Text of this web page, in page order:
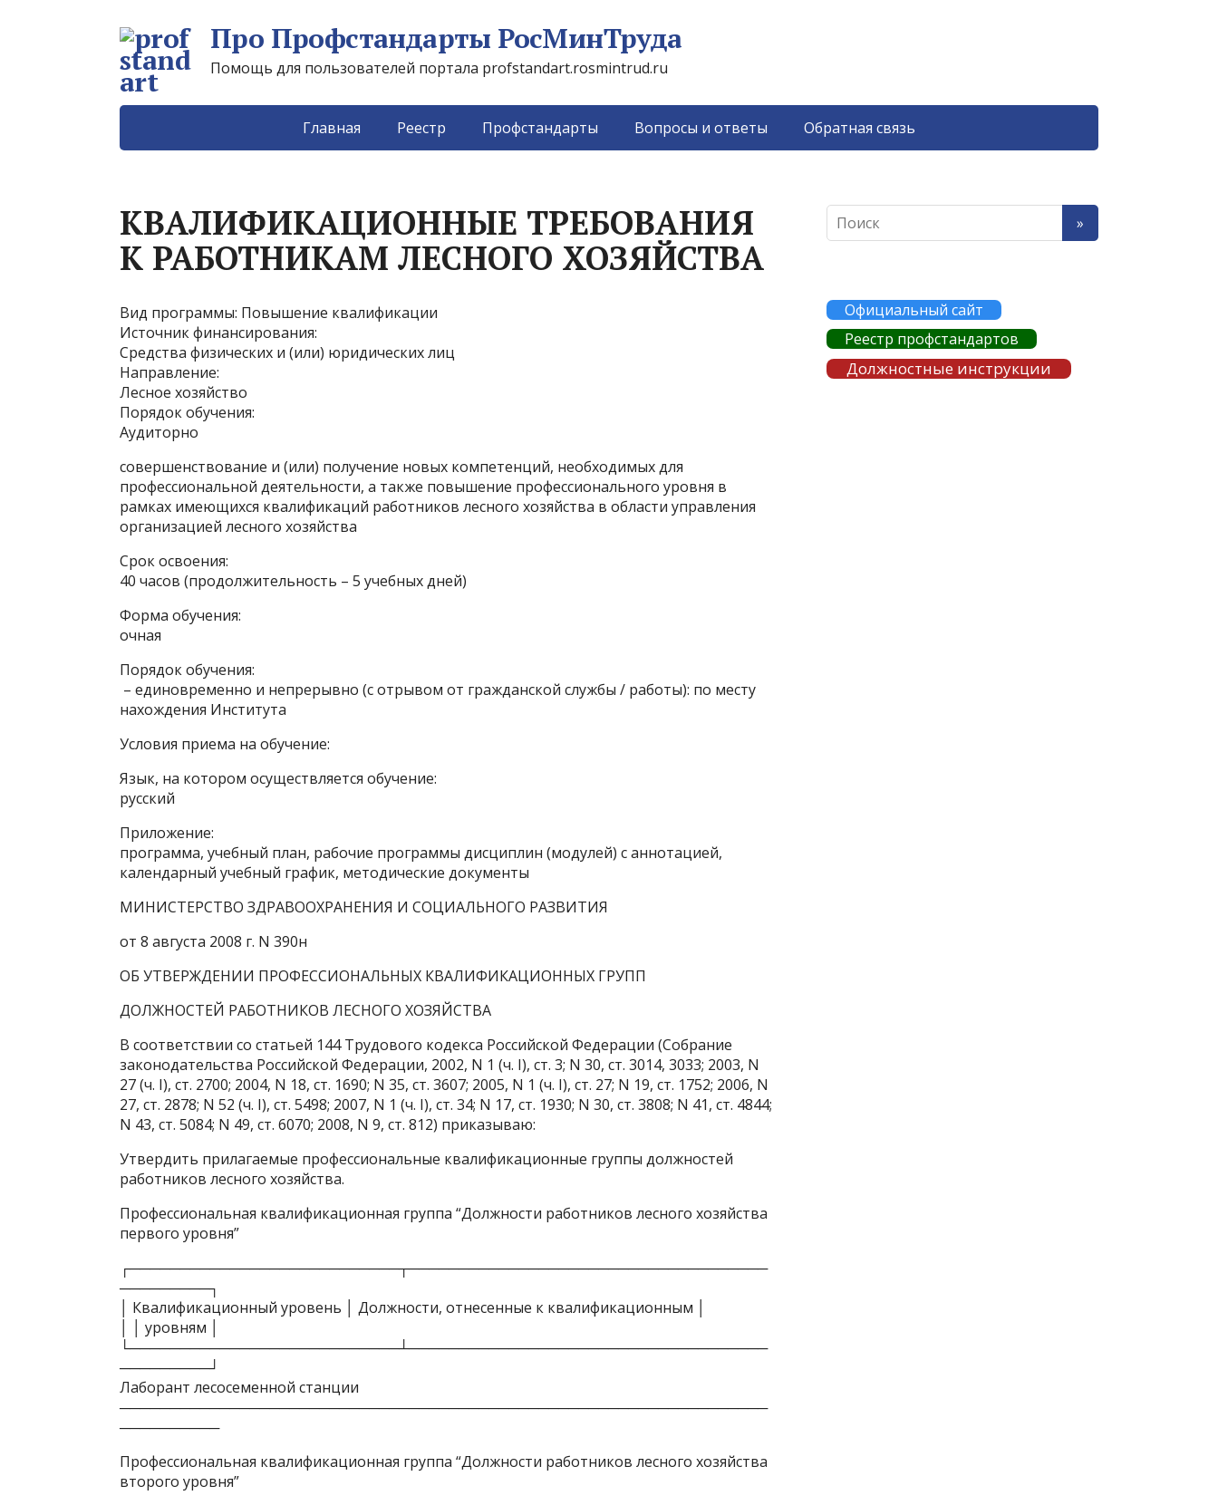
Про Профстандарты РосМинТруда
Помощь для пользователей портала profstandart.rosmintrud.ru
Главная Реестр Профстандарты Вопросы и ответы Обратная связь
КВАЛИФИКАЦИОННЫЕ ТРЕБОВАНИЯ
К РАБОТНИКАМ ЛЕСНОГО ХОЗЯЙСТВА
Вид программы: Повышение квалификации
Источник финансирования:
Средства физических и (или) юридических лиц
Направление:
Лесное хозяйство
Порядок обучения:
Аудиторно
совершенствование и (или) получение новых компетенций, необходимых для
профессиональной деятельности, а также повышение профессионального уровня в
рамках имеющихся квалификаций работников лесного хозяйства в области управления
организацией лесного хозяйства
Срок освоения:
40 часов (продолжительность – 5 учебных дней)
Форма обучения:
очная
Порядок обучения:
– единовременно и непрерывно (с отрывом от гражданской службы / работы): по месту
нахождения Института
Условия приема на обучение:
Язык, на котором осуществляется обучение:
русский
Приложение:
программа, учебный план, рабочие программы дисциплин (модулей) с аннотацией,
календарный учебный график, методические документы
МИНИСТЕРСТВО ЗДРАВООХРАНЕНИЯ И СОЦИАЛЬНОГО РАЗВИТИЯ
от 8 августа 2008 г. N 390н
ОБ УТВЕРЖДЕНИИ ПРОФЕССИОНАЛЬНЫХ КВАЛИФИКАЦИОННЫХ ГРУПП
ДОЛЖНОСТЕЙ РАБОТНИКОВ ЛЕСНОГО ХОЗЯЙСТВА
В соответствии со статьей 144 Трудового кодекса Российской Федерации (Собрание
законодательства Российской Федерации, 2002, N 1 (ч. I), ст. 3; N 30, ст. 3014, 3033; 2003, N
27 (ч. I), ст. 2700; 2004, N 18, ст. 1690; N 35, ст. 3607; 2005, N 1 (ч. I), ст. 27; N 19, ст. 1752; 2006, N
27, ст. 2878; N 52 (ч. I), ст. 5498; 2007, N 1 (ч. I), ст. 34; N 17, ст. 1930; N 30, ст. 3808; N 41, ст. 4844;
N 43, ст. 5084; N 49, ст. 6070; 2008, N 9, ст. 812) приказываю:
Утвердить прилагаемые профессиональные квалификационные группы должностей
работников лесного хозяйства.
Профессиональная квалификационная группа “Должности работников лесного хозяйства
первого уровня”
┌───────────────────────────┬────────────────────────────────────
─────────┐
│ Квалификационный уровень │ Должности, отнесенные к квалификационным │
│ │ уровням │
└───────────────────────────┴────────────────────────────────────
─────────┘
Лаборант лесосеменной станции
─────────────────────────────────────────────────────────────────
──────────
Профессиональная квалификационная группа “Должности работников лесного хозяйства
второго уровня”
Официальный сайт
Реестр профстандартов
Должностные инструкции